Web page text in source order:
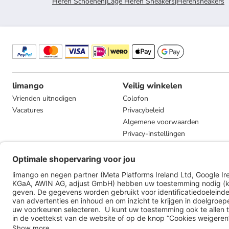
limango
Vrienden uitnodigen
Vacatures
Veilig winkelen
Colofon
Privacybeleid
Algemene voorwaarden
Privacy-instellingen
Compliance